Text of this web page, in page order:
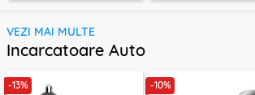
VEZI MAI MULTE
Incarcatoare Auto
-13% -10%